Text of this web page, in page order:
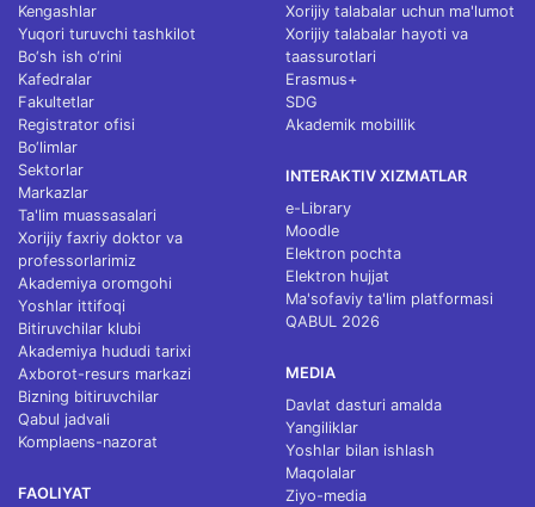
Kengashlar
Yuqori turuvchi tashkilot
Bo‘sh ish o‘rini
Kafedralar
Fakultetlar
Registrator ofisi
Bo‘limlar
Sektorlar
Markazlar
Ta'lim muassasalari
Xorijiy faxriy doktor va
professorlarimiz
Akademiya oromgohi
Yoshlar ittifoqi
Bitiruvchilar klubi
Akademiya hududi tarixi
Axborot-resurs markazi
Bizning bitiruvchilar
Qabul jadvali
Komplaens-nazorat
FAOLIYAT
Xorijiy talabalar uchun ma'lumot
Xorijiy talabalar hayoti va
taassurotlari
Erasmus+
SDG
Akademik mobillik
INTERAKTIV XIZMATLAR
e-Library
Moodle
Elektron pochta
Elektron hujjat
Ma'sofaviy ta'lim platformasi
QABUL 2026
MEDIA
Davlat dasturi amalda
Yangiliklar
Yoshlar bilan ishlash
Maqolalar
Ziyo-media